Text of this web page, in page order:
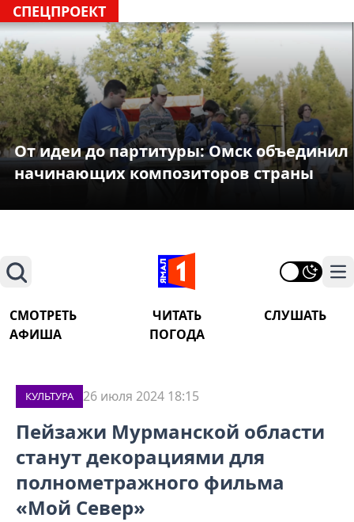
СПЕЦПРОЕКТ
От идеи до партитуры: Омск объединил
начинающих композиторов страны
Поиск
СМОТРЕТЬ ЧИТАТЬ
СЛУШАТЬ
АФИША
ПОГОДА
КУЛЬТУРА 26 июля 2024 18:15
Пейзажи Мурманской области
станут декорациями для
полнометражного фильма
«Мой Север»